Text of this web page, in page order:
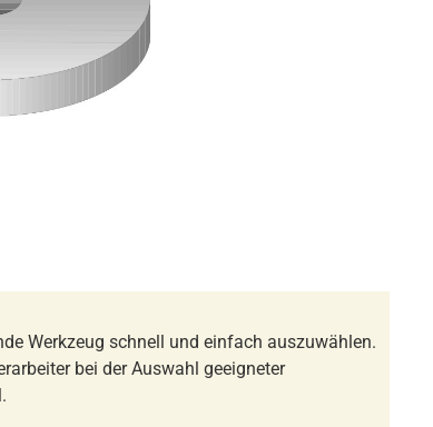
Werkzeug schnell und einfach auszuwählen.
bei der Auswahl geeigneter